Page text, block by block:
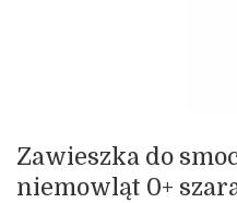
Zawieszka do
niemowląt 0+